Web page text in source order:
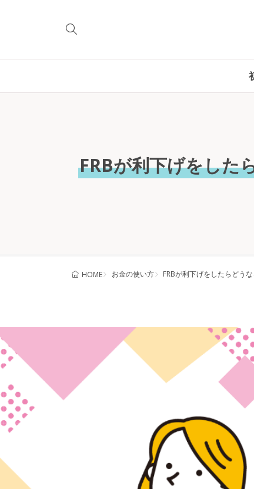
FRBが利下げをした
HOME お金の使い方 FRBが利下げをしたらどう